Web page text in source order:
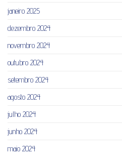
janeiro 2025
dezembro 2024
novembro 2024
outubro 2024
setembro 2024
agosto 2024
julho 2024
junho 2024
maio 2024